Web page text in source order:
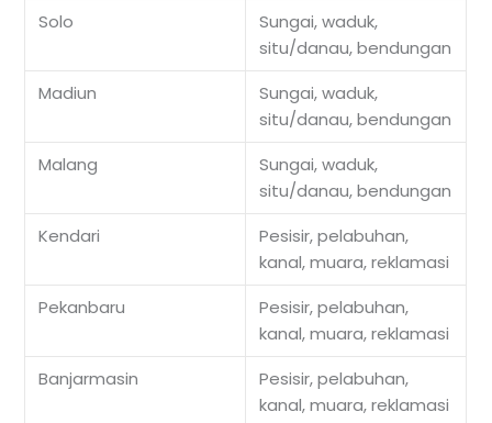
Solo
Sungai, waduk,
situ/danau, bendungan
Madiun
Sungai, waduk,
situ/danau, bendungan
Malang
Sungai, waduk,
situ/danau, bendungan
Kendari
Pesisir, pelabuhan,
kanal, muara, reklamasi
Pekanbaru
Pesisir, pelabuhan,
kanal, muara, reklamasi
Banjarmasin
Pesisir, pelabuhan,
kanal, muara, reklamasi